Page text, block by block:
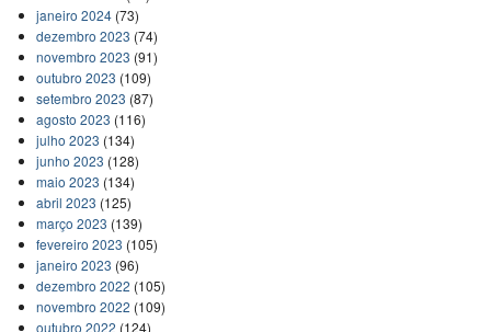
janeiro 2024(73)
dezembro 2023 (74)
novembro 2023 (91)
outubro 2023 (109)
setembro 2023 (87)
agosto 2023 (116)
julho 2023 (134)
junho 2023 (128)
maio 2023 (134)
abril 2023 (125)
março 2023 (139)
fevereiro 2023 (105)
janeiro 2023 (96)
dezembro 2022 (105)
novembro 2022 (109)
outubro 2022 (124)